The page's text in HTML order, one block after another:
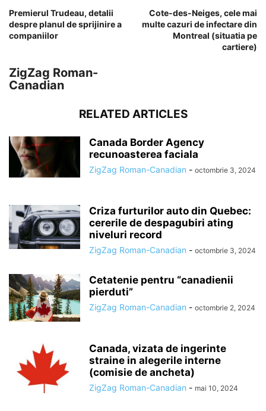
Premierul Trudeau, detalii
despre planul de sprijinire a
companiilor
Cote-des-Neiges, cele mai
multe cazuri de infectare din
Montreal (situatia pe
cartiere)
ZigZag Roman-
Canadian
RELATED ARTICLES
Canada Border Agency
recunoasterea faciala
ZigZag Roman-Canadian - octombrie 3, 2024
Criza furturilor auto din Quebec:
cererile de despagubiri ating
niveluri record
ZigZag Roman-Canadian - octombrie 3, 2024
Cetatenie pentru “canadienii
pierduti”
ZigZag Roman-Canadian - octombrie 2, 2024
Canada, vizata de ingerinte
straine in alegerile interne
(comisie de ancheta)
ZigZag Roman-Canadian - mai 10, 2024